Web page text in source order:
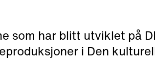
som har blitt utviklet på
i Den